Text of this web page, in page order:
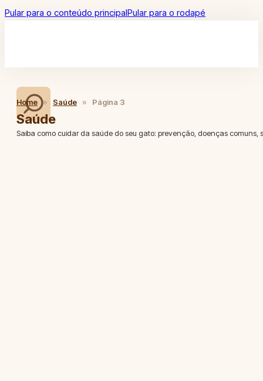
Pular para o conteúdo principalPular para o rodapé
Home » Saúde » Página 3
Saúde
Saiba como cuidar da saúde do seu gato: prevenção, doenças comuns,